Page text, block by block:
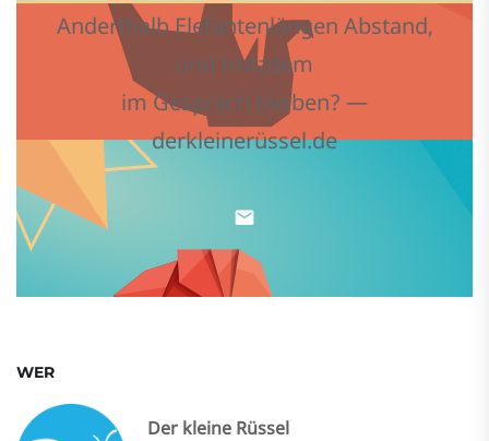
Anderthalb Elefantenlängen Abstand,
und trotzdem
im Gespräch bleiben? —
derkleinerüssel.de
WER
Der kleine Rüssel